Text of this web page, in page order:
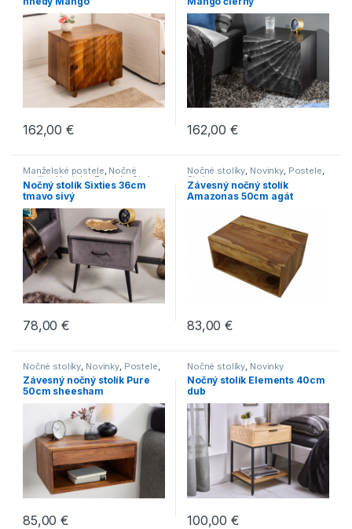
162,00€ 162,00€
Manželské postele, Nočné
stolíky, Novinky, Postele, Stoly
Nočný stolík Sixties 36cm
tmavo sivý
78,00€
Nočné stolíky, Novinky, Postele,
Stoly
Závesný nočný stolík
Amazonas 50cm agát
83,00€
Nočné stolíky Novinky, Postele
Stoly
Závesný nočný stolík Pure
50cm sheesham
85,00€
Nočné stolíky Novinky
Nočný stolík Elements 40cm
dub
100,00€